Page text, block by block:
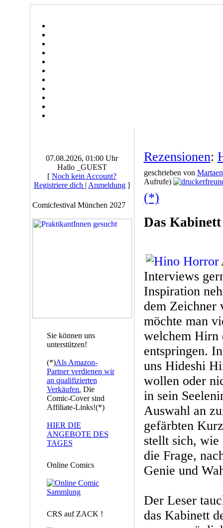
07.08.2026, 01:00 Uhr
Hallo _GUEST
[ Noch kein Account?
Registriere dich | Anmeldung ]
Comicfestival München 2027
Sie können uns
unterstützen!
(*)Als Amazon-
Partner verdienen wir
an qualifizierten
Verkäufen. Die
Comic-Cover sind
Affiliate-Links!(*)
HIER DIE
ANGEBOTE DES
TAGES
Online Comics
CRS auf ZACK !
Rezensionen:
geschrieben von
Aufrufe)
(*)
Das
Interviews
Inspiration
dem Zeichner
möchte man
welchem Hirn
entspringen.
uns Hideshi
wollen oder
in sein
Auswahl an
gefärbten
stellt sich,
die Frage,
Genie und
Der Leser
das Kabinett